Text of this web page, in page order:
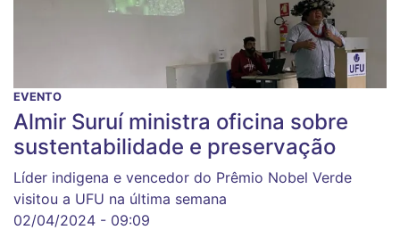
EVENTO
Almir Suruí ministra oficina sobre
sustentabilidade e preservação
Líder indigena e vencedor do Prêmio Nobel Verde
visitou a UFU na última semana
02/04/2024 - 09:09